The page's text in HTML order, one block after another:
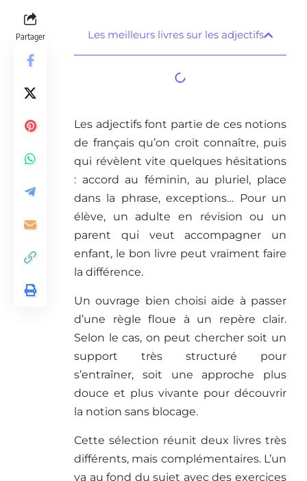
Partager Les meilleurs livres sur les adjectifs
Les adjectifs font partie de ces notions
de français qu’on croit connaître, puis
qui révèlent vite quelques hésitations
: accord au féminin, au pluriel, place
dans la phrase, exceptions… Pour un
élève, un adulte en révision ou un
parent qui veut accompagner un
enfant, le bon livre peut vraiment faire
la différence.
Un ouvrage bien choisi aide à passer
d’une règle floue à un repère clair.
Selon le cas, on peut chercher soit un
support très structuré pour
s’entraîner, soit une approche plus
douce et plus vivante pour découvrir
la notion sans blocage.
Cette sélection réunit deux livres très
différents, mais complémentaires. L’un
va au fond du sujet avec des exercices